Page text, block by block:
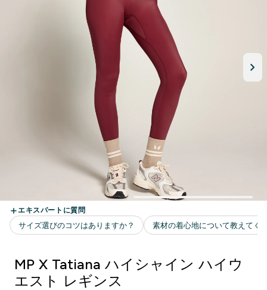
MP X Tatiana ハイシャイン ハイウ
エスト レギンス